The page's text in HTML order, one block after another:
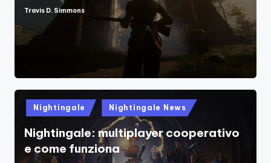
Posted
Travis D. Simmons
Posted
in
Nightingale Nightingale News
Nightingale: multiplayer cooperativo
e come funziona